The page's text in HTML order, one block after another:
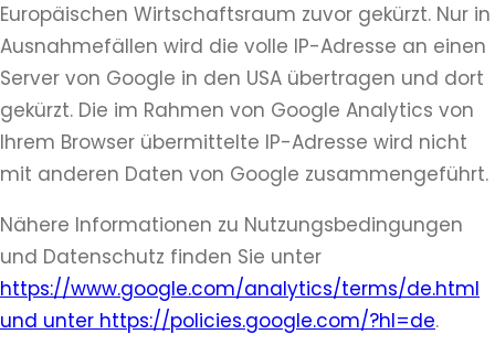
Europäischen Wirtschaftsraum zuvor gekürzt. Nur in
Ausnahmefällen wird die volle IP-Adresse an einen
Server von Google in den USA übertragen und dort
gekürzt. Die im Rahmen von Google Analytics von
Ihrem Browser übermittelte IP-Adresse wird nicht
mit anderen Daten von Google zusammengeführt.
Nähere Informationen zu Nutzungsbedingungen
und Datenschutz finden Sie unter
https://www.google.com/analytics/terms/de.html
und unter https://policies.google.com/?hl=de.